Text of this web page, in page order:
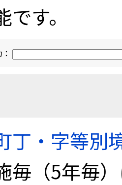
す。
丁・字等別
毎（5年毎